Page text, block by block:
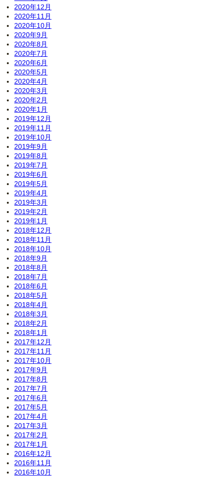
2020年12月
2020年11月
2020年10月
2020年9月
2020年8月
2020年7月
2020年6月
2020年5月
2020年4月
2020年3月
2020年2月
2020年1月
2019年12月
2019年11月
2019年10月
2019年9月
2019年8月
2019年7月
2019年6月
2019年5月
2019年4月
2019年3月
2019年2月
2019年1月
2018年12月
2018年11月
2018年10月
2018年9月
2018年8月
2018年7月
2018年6月
2018年5月
2018年4月
2018年3月
2018年2月
2018年1月
2017年12月
2017年11月
2017年10月
2017年9月
2017年8月
2017年7月
2017年6月
2017年5月
2017年4月
2017年3月
2017年2月
2017年1月
2016年12月
2016年11月
2016年10月